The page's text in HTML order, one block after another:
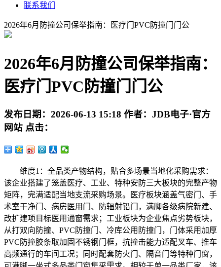
联系我们
2026年6月防撞公司保举指南：医疗门PVC防撞门门公
2026年6月防撞公司保举指南：
医疗门PVC防撞门门公
发布日期： 2026-06-13 15:18 作者： JDB电子·官方
网站 点击：
维度1：全品类产物结构，贴合多场景当地化采购需求：
该企业搭建了笼盖医疗、工业、特种安防三大板块的完整产物
矩阵，完满适配当地支流采购场景。医疗板块涵盖气密门、手
术室干净门、病房医用门、防辐射铅门，满脚各级病院新建、
改扩建项目标医用通窗需求；工业板块为企业焦点劣势板块，
从打双向防撞、PVC防撞门、冷库公用防撞门，门体采用加厚
PVC防撞胶条取加固不锈钢门框，抗撞击能力适配叉车、推车
高频通行的车间工况；同时配套防火门、隔音门等特种门窗，